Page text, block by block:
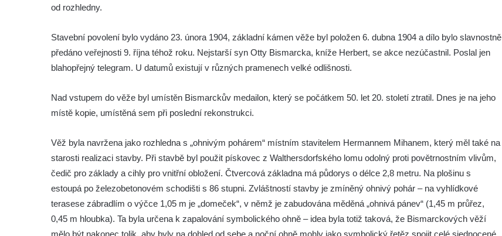
Vyhlídková věž archeoparku Na Jánu u
Vyhlídka Pod Schillerovou výšinou v
Vyhlídka u kaple v Jirchářích na Doksanské
cestě
Rozhledna Stradonka
Vyhlídka Korzovka pod Hvozdem
Vyhlídka Treppenstein u Jetřichovic
Vyhlídka Taubenstein nad Křinicí u
Hinterhermsdorfu
od rozhledny.
Stavební povolení bylo vydáno 23. února 1904, základní kámen věže byl položen 6. dubna 1904 a dílo bylo slavnostně
předáno veřejnosti 9. října téhož roku. Nejstarší syn Otty Bismarcka, kníže Herbert, se akce nezúčastnil. Poslal jen
blahopřejný telegram. U datumů existují v různých pramenech velké odlišnosti.
Nad vstupem do věže byl umístěn Bismarckův medailon, který se počátkem 50. let 20. století ztratil. Dnes je na jeho
místě kopie, umístěná sem při poslední rekonstrukci.
Věž byla navržena jako rozhledna s „ohnivým pohárem“ místním stavitelem Hermannem Mihanem, který měl také na
starosti realizaci stavby. Při stavbě byl použit pískovec z Walthersdorfského lomu odolný proti povětrnostním vlivům,
čedič pro základy a cihly pro vnitřní obložení. Čtvercová základna má půdorys o délce 2,8 metru. Na plošinu s
estoupá po železobetonovém schodišti s 86 stupni. Zvláštností stavby je zmíněný ohnivý pohár – na vyhlídkové
terasese zábradlím o výčce 1,05 m je „domeček“, v němž je zabudována měděná „ohnivá pánev“ (1,45 m průřez,
0,45 m hloubka). Ta byla určena k zapalování symbolického ohně – idea byla totiž taková, že Bismarckových věží
mělo být nakonec tolik, aby byly na dohled od sebe a noční ohně mohly jako symbolický řetěz spojit celé sjednocené